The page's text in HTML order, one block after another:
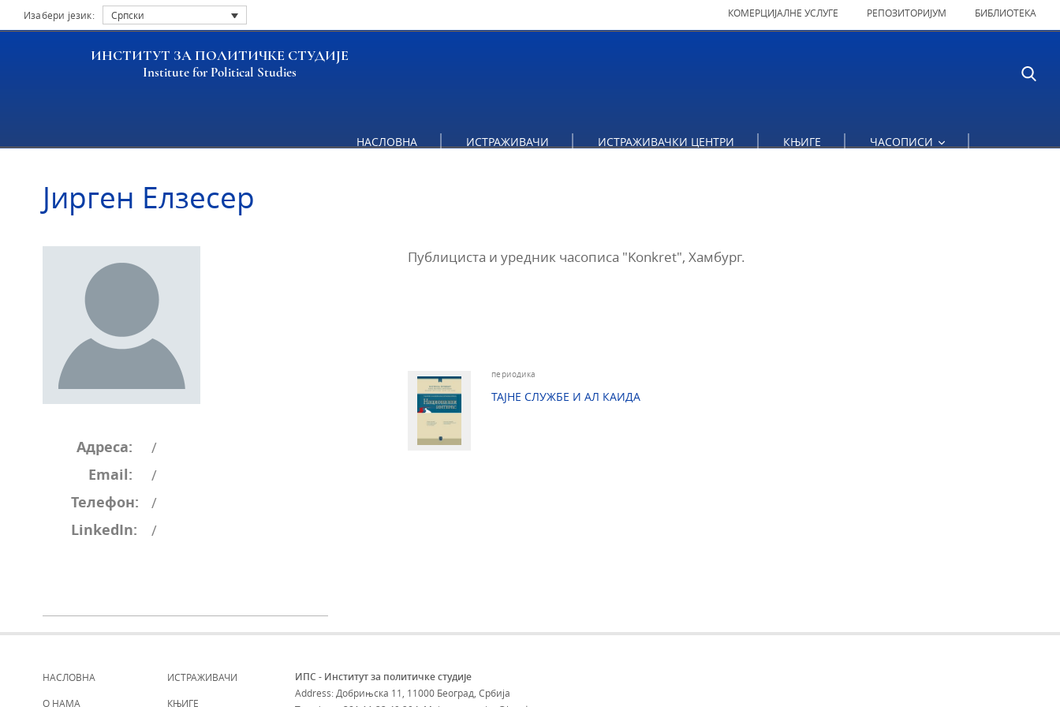
Изабери језик: Српски КОМЕРЦИЈАЛНЕ УСЛУГЕ РЕПОЗИТОРИЈУМ БИБЛИОТЕКА
ИНСТИТУТ ЗА ПОЛИТИЧКЕ СТУДИЈЕ
Institute for Political Studies
НАСЛОВНА ИСТРАЖИВАЧИ ИСТРАЖИВАЧКИ ЦЕНТРИ КЊИГЕ ЧАСОПИСИ
Јирген Елзесер
Адреса: /
Email: /
Телефон: /
LinkedIn: /
Публициста и уредник часописа "Konkret", Хамбург.
периодика
ТАЈНЕ СЛУЖБЕ И АЛ КАИДА
НАСЛОВНА
О НАМА
ИСТРАЖИВАЧИ
КЊИГЕ
ИПС - Институт за политичке студије
Address: Добрињска 11, 11000 Београд, Србија